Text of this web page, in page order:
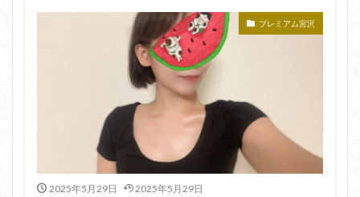
プレミアム宮沢
2025年5月29日 2025年5月29日